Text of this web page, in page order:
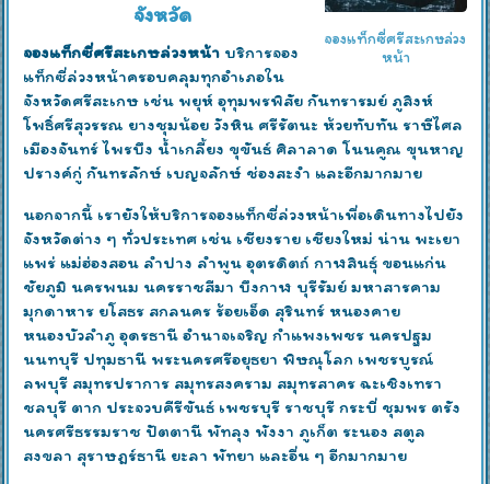
จองแท็กซี่ศรีสะเกษล่วง
หน้า
จังหวัด
จองแท็กซี่ศรีสะเกษล่วงหน้า บริการจอง
แท็กซี่ล่วงหน้าครอบคลุมทุกอำเภอใน
จังหวัดศรีสะเกษ เช่น พยุห์ อุทุมพรพิสัย กันทรารมย์ ภูสิงห์
โพธิ์ศรีสุวรรณ ยางชุมน้อย วังหิน ศรีรัตนะ ห้วยทับทัน ราษีไศล
เมืองจันทร์ ไพรบึง น้ำเกลี้ยง ขุขันธ์ ศิลาลาด โนนคูณ ขุนหาญ
ปรางค์กู่ กันทรลักษ์ เบญจลักษ์ ช่องสะงำ และอีกมากมาย
นอกจากนี้ เรายังให้บริการจองแท็กซี่ล่วงหน้าเพื่อเดินทางไปยัง
จังหวัดต่าง ๆ ทั่วประเทศ เช่น เชียงราย เชียงใหม่ น่าน พะเยา
แพร่ แม่ฮ่องสอน ลำปาง ลำพูน อุตรดิตถ์ กาฬสินธุ์ ขอนแก่น
ชัยภูมิ นครพนม นครราชสีมา บึงกาฬ บุรีรัมย์ มหาสารคาม
มุกดาหาร ยโสธร สกลนคร ร้อยเอ็ด สุรินทร์ หนองคาย
หนองบัวลำภู อุดรธานี อำนาจเจริญ กำแพงเพชร นครปฐม
นนทบุรี ปทุมธานี พระนครศรีอยุธยา พิษณุโลก เพชรบูรณ์
ลพบุรี สมุทรปราการ สมุทรสงคราม สมุทรสาคร ฉะเชิงเทรา
ชลบุรี ตาก ประจวบคีรีขันธ์ เพชรบุรี ราชบุรี กระบี่ ชุมพร ตรัง
นครศรีธรรมราช ปัตตานี พัทลุง พังงา ภูเก็ต ระนอง สตูล
สงขลา สุราษฎร์ธานี ยะลา พัทยา และอื่น ๆ อีกมากมาย